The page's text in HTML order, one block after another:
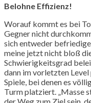
Belohne Effizienz!
Worauf kommt es bei
Gegner nicht
sich entweder
meine jetzt nicht bloß
Schwierigkeitsgrad
dann im vorletzten
Spiele, bei denen es
Turm platziert. „Masse
der Weg zum Ziel sein,